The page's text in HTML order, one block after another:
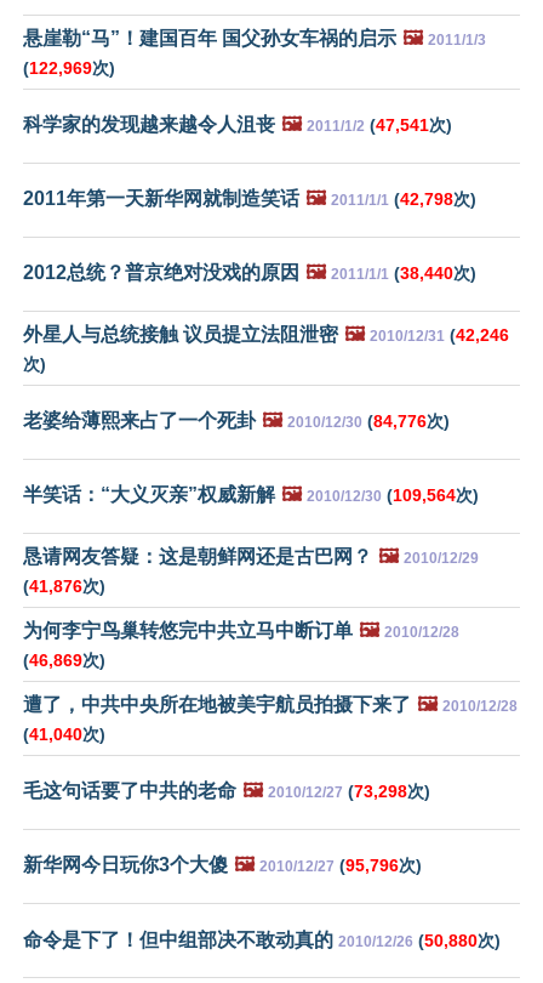
悬崖勒“马”！建国百年 国父孙女车祸的启示 🖼️ 2011/1/3
(122,969次)
科学家的发现越来越令人沮丧 🖼️ 2011/1/2 (47,541次)
2011年第一天新华网就制造笑话 🖼️ 2011/1/1 (42,798次)
2012总统？普京绝对没戏的原因 🖼️ 2011/1/1 (38,440次)
外星人与总统接触 议员提立法阻泄密 🖼️ 2010/12/31 (42,246
次)
老婆给薄熙来占了一个死卦 🖼️ 2010/12/30 (84,776次)
半笑话：“大义灭亲”权威新解 🖼️ 2010/12/30 (109,564次)
恳请网友答疑：这是朝鲜网还是古巴网？ 🖼️ 2010/12/29
(41,876次)
为何李宁鸟巢转悠完中共立马中断订单 🖼️ 2010/12/28
(46,869次)
遭了，中共中央所在地被美宇航员拍摄下来了 🖼️ 2010/12/28
(41,040次)
毛这句话要了中共的老命 🖼️ 2010/12/27 (73,298次)
新华网今日玩你3个大傻 🖼️ 2010/12/27 (95,796次)
命令是下了！但中组部决不敢动真的 2010/12/26 (50,880次)